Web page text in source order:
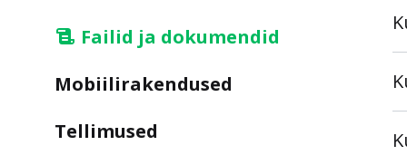
Failid ja dokumendid
Mobiilirakendused
Tellimused